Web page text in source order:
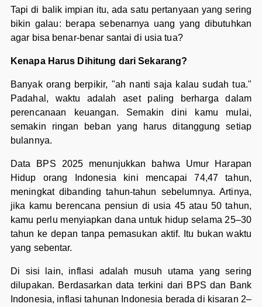
Tapi di balik impian itu, ada satu pertanyaan yang sering
bikin galau: berapa sebenarnya uang yang dibutuhkan
agar bisa benar-benar santai di usia tua?
Kenapa Harus Dihitung dari Sekarang?
Banyak orang berpikir, "ah nanti saja kalau sudah tua."
Padahal, waktu adalah aset paling berharga dalam
perencanaan keuangan. Semakin dini kamu mulai,
semakin ringan beban yang harus ditanggung setiap
bulannya.
Data BPS 2025 menunjukkan bahwa Umur Harapan
Hidup orang Indonesia kini mencapai 74,47 tahun,
meningkat dibanding tahun-tahun sebelumnya. Artinya,
jika kamu berencana pensiun di usia 45 atau 50 tahun,
kamu perlu menyiapkan dana untuk hidup selama 25–30
tahun ke depan tanpa pemasukan aktif. Itu bukan waktu
yang sebentar.
Di sisi lain, inflasi adalah musuh utama yang sering
dilupakan. Berdasarkan data terkini dari BPS dan Bank
Indonesia, inflasi tahunan Indonesia berada di kisaran 2–